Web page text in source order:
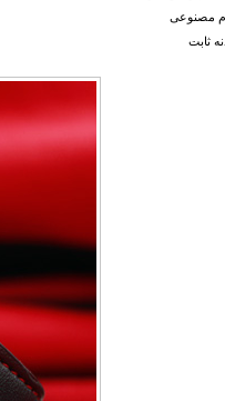
مصنوعی
ثابت